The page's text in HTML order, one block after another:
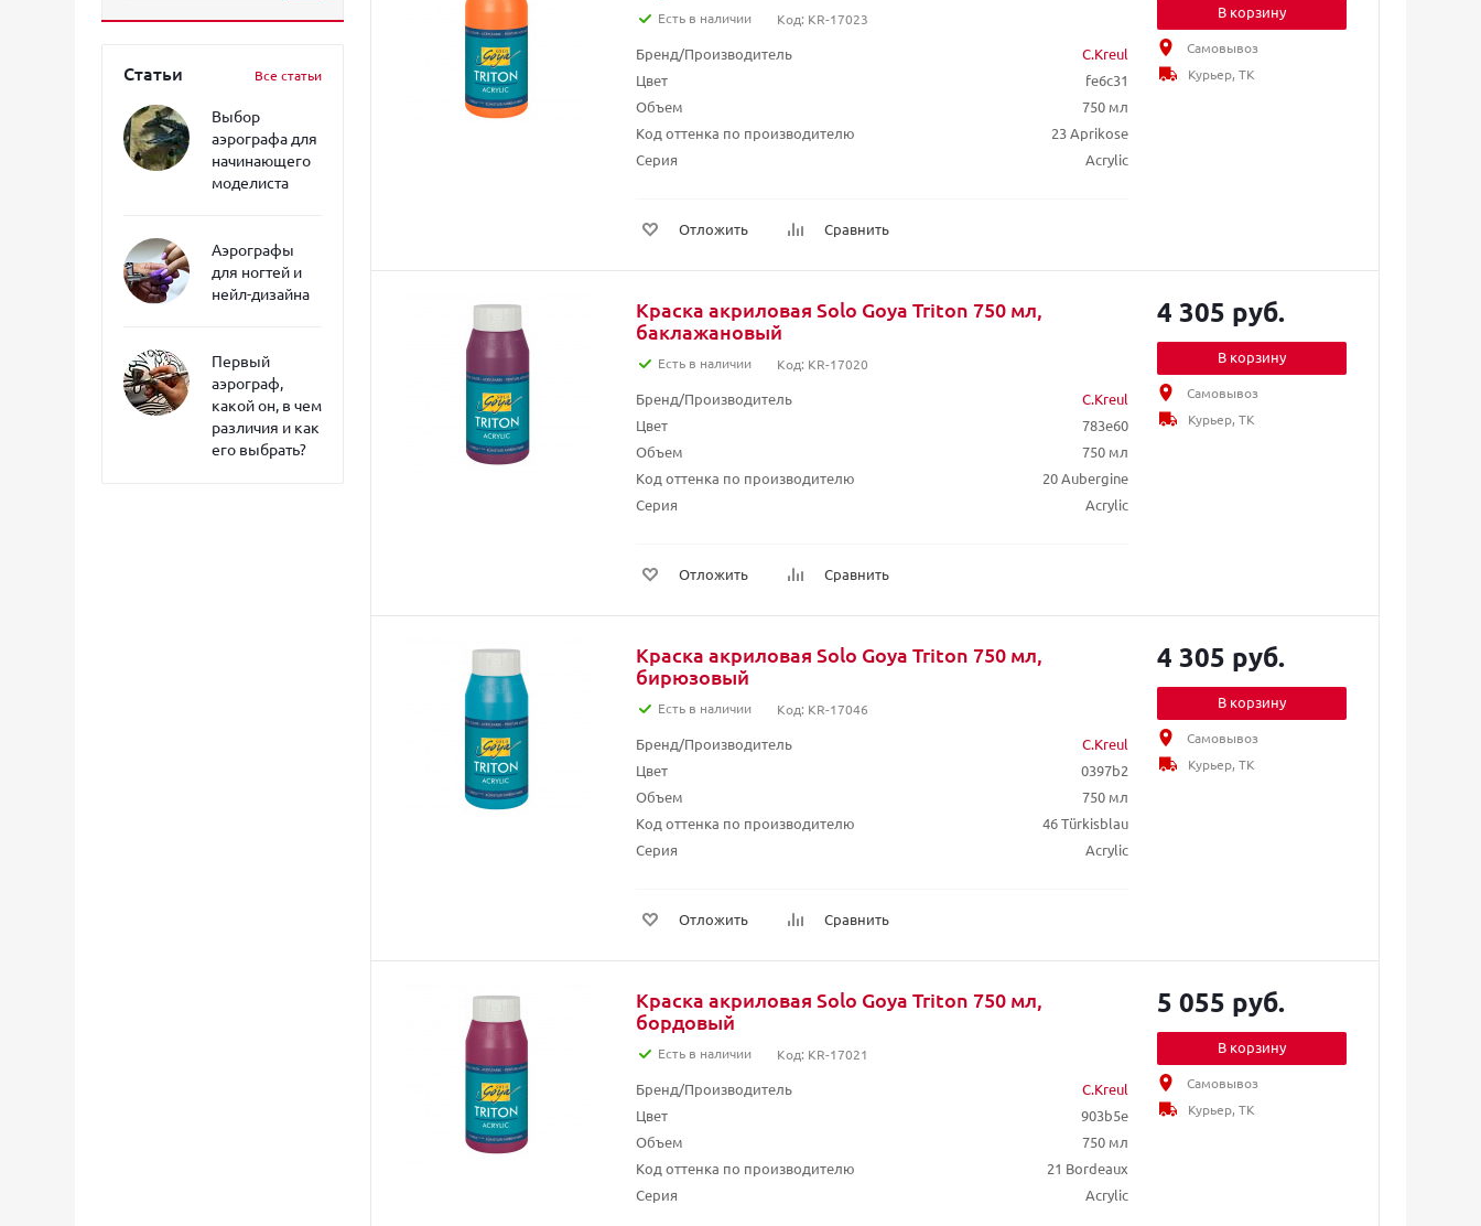
Статьи Все статьи
Выбор
аэрографа для
начинающего
моделиста
Аэрографы
для ногтей и
нейл-дизайна
Первый
аэрограф,
какой он, в чем
различия и как
его выбрать?
Есть в наличии Код: KR-17023
Бренд/Производитель
C.Kreul
Цвет
fe6c31
Объем
750 мл
Код оттенка по производителю
23 Aprikose
Серия
Acrylic
Отложить Сравнить
В корзину
Самовывоз
Курьер, ТК
Краска акриловая Solo Goya Triton 750 мл,
баклажановый
Есть в наличии Код: KR-17020
Бренд/Производитель
C.Kreul
Цвет
783e60
Объем
750 мл
Код оттенка по производителю
20 Aubergine
Серия
Acrylic
Отложить Сравнить
4 305 руб.
В корзину
Самовывоз
Курьер, ТК
Краска акриловая Solo Goya Triton 750 мл,
бирюзовый
Есть в наличии Код: KR-17046
Бренд/Производитель
C.Kreul
Цвет
0397b2
Объем
750 мл
Код оттенка по производителю
46 Türkisblau
Серия
Acrylic
Отложить Сравнить
4 305 руб.
В корзину
Самовывоз
Курьер, ТК
Краска акриловая Solo Goya Triton 750 мл,
бордовый
Есть в наличии Код: KR-17021
Бренд/Производитель
C.Kreul
Цвет
903b5e
Объем
750 мл
Код оттенка по производителю
21 Bordeaux
Серия
Acrylic
5 055 руб.
В корзину
Самовывоз
Курьер, ТК